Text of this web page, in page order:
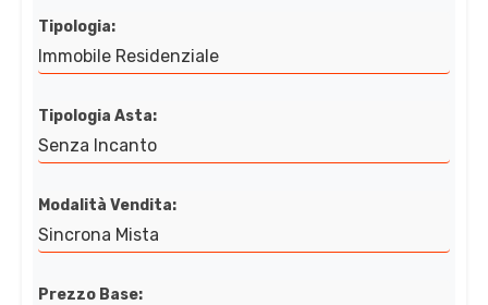
Tipologia:
Immobile Residenziale
Tipologia Asta:
Senza Incanto
Modalità Vendita:
Sincrona Mista
Prezzo Base: